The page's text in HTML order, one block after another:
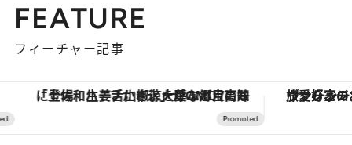
FEATURE
フィーチャー記事
「土佐和ハーブかき氷」がOMO7高知に登場！生姜、山椒、大葉など目にも舌にも涼を呼ぶ郷土の味 ヴァシュロン・コンスタンタ